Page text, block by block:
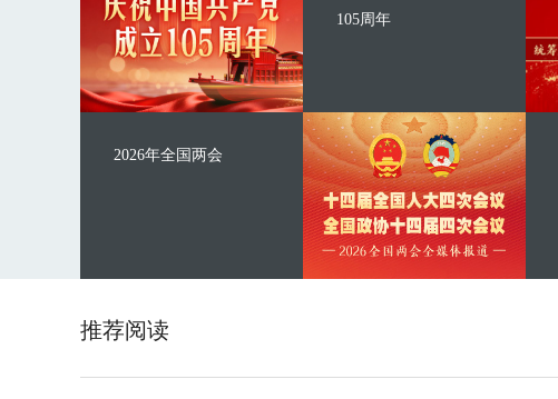
105周年
2026年全国两会
推荐阅读